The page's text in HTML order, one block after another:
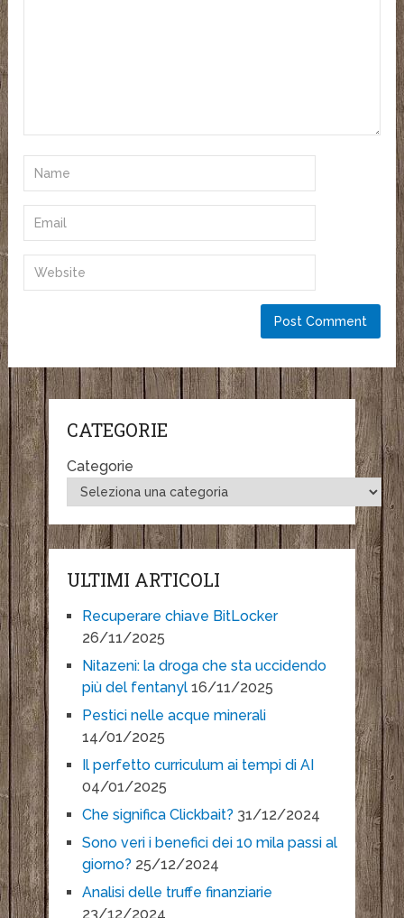
CATEGORIE
Categorie
ULTIMI ARTICOLI
Recuperare chiave BitLocker
26/11/2025
Nitazeni: la droga che sta uccidendo
più del fentanyl 16/11/2025
Pestici nelle acque minerali
14/01/2025
Il perfetto curriculum ai tempi di AI
04/01/2025
Che significa Clickbait? 31/12/2024
Sono veri i benefici dei 10 mila passi al
giorno? 25/12/2024
Analisi delle truffe finanziarie
23/12/2024